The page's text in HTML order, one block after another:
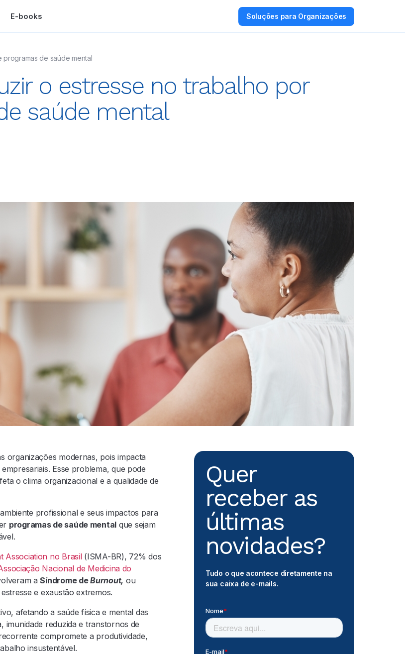
E-books Soluções para Organizações
de saúde mental
o estresse no trabalho por
saúde mental
organizações modernas, pois impacta
Esse problema, que pode
o clima organizacional e a qualidade de
profissional e seus impactos para
programas de saúde mental que sejam
Association no Brasil(ISMA-BR), 72% dos
Nacional de Medicina do
aSíndrome deBurnout, ou
e exaustão extremos.
afetando a saúde física e mental das
imunidade reduzida e transtornos de
compromete a produtividade,
insustentável.
Quer
receber as
últimas
novidades?
Tudo o que acontece diretamente na
sua caixa de e-mails.